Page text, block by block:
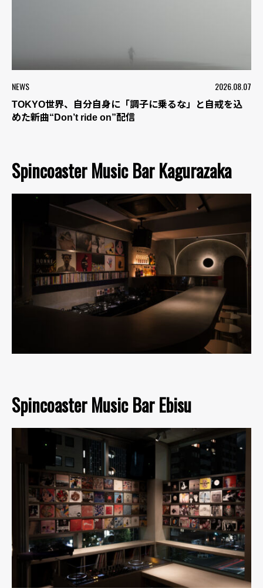
NEWS 2026.08.07
TOKYO世界、自分自身に「調子に乗るな」と自戒を込
めた新曲“Don’t ride on”配信
Spincoaster Music Bar Kagurazaka
Spincoaster Music Bar Ebisu